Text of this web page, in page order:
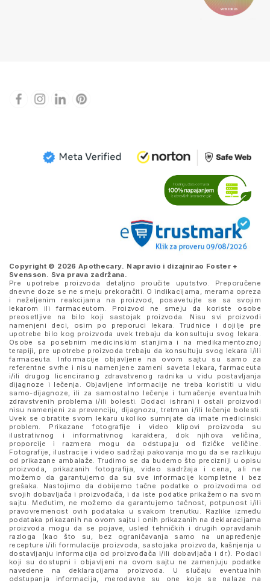
Copyright © 2026 Apothecary. Napravio i dizajnirao Foster +
Svensson. Sva prava zadržana.
Pre upotrebe proizvoda detaljno proučite uputstvo. Preporučene
dnevne doze se ne smeju prekoračiti. O indikacijama, merama opreza
i neželjenim reakcijama na proizvod, posavetujte se sa svojim
lekarom ili farmaceutom. Proizvod ne smeju da koriste osobe
preosetljive na bilo koji sastojak proizvoda. Nisu svi proizvodi
namenjeni deci, osim po preporuci lekara. Trudnice i dojilje pre
upotrebe bilo kog proizvoda uvek trebaju da konsultuju svog lekara.
Osobe sa posebnim medicinskim stanjima i na medikamentoznoj
terapiji, pre upotrebe proizvoda trebaju da konsultuju svog lekara i/ili
farmaceuta. Informacije objavljene na ovom sajtu su samo za
referentne svrhe i nisu namenjene zameni saveta lekara, farmaceuta
i/ili drugog licenciranog zdravstvenog radnika u vidu postavljanja
dijagnoze i lečenja. Objavljene informacije ne treba koristiti u vidu
samo-dijagnoze, ili za samostalno lečenje i tumačenje eventualnih
zdravstvenih problema i/ili bolesti. Dodaci ishrani i ostali proizvodi
nisu namenjeni za prevenciju, dijagnozu, tretman i/ili lečenje bolesti.
Uvek se obratite svom lekaru ukoliko sumnjate da imate medicinski
problem. Prikazane fotografije i video klipovi proizvoda su
ilustrativnog i informativnog karaktera, dok njihova veličina,
proporcije i razmera mogu da odstupaju od fizičke veličine.
Fotografije, ilustracije i video sadržaji pakovanja mogu da se razlikuju
od prikazane ambalaže. Trudimo se da budemo što precizniji u opisu
proizvoda, prikazanih fotografija, video sadržaja i cena, ali ne
možemo da garantujemo da su sve informacije kompletne i bez
grešaka. Nastojimo da dobijemo tačne podatke o proizvodima od
svojih dobavljača i proizvođača, i da iste podatke prikažemo na svom
sajtu. Međutim, ne možemo da garantujemo tačnost, potpunost i/ili
pravovremenost ovih podataka u svakom trenutku. Razlike između
podataka prikazanih na ovom sajtu i onih prikazanih na deklaracijama
proizvoda mogu da se pojave, usled tehničkih i drugih opravdanih
razloga (kao što su, bez ograničavanja samo na unapređenje
recepture i/ili formulacije proizvoda, sastojaka proizvoda, kašnjenja u
dostavljanju informacija od proizvođača i/ili dobavljača i dr.). Podaci
koji su dostupni i objavljeni na ovom sajtu ne zamenjuju podatke
navedene na deklaracijama proizvoda. U slučaju eventualnih
odstupanja informacija, merodavne su one koje se nalaze na